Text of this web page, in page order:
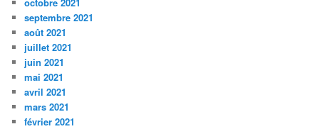
septembre 2021
août 2021
juillet 2021
juin 2021
mai 2021
avril 2021
mars 2021
février 2021